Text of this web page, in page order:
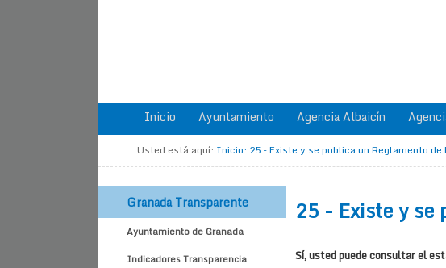
Inicio Ayuntamiento Agencia Albaicín
Usted está aquí: Inicio: 25 - Existe y se publica un Reglamento
Granada Transparente
Ayuntamiento de Granada
Indicadores Transparencia
25 - Existe y
Sí, usted puede consultar el